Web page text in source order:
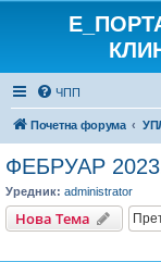
ЧПП
Почетна форума
ФЕБРУАР
Уредник: administrator
Нова Тема